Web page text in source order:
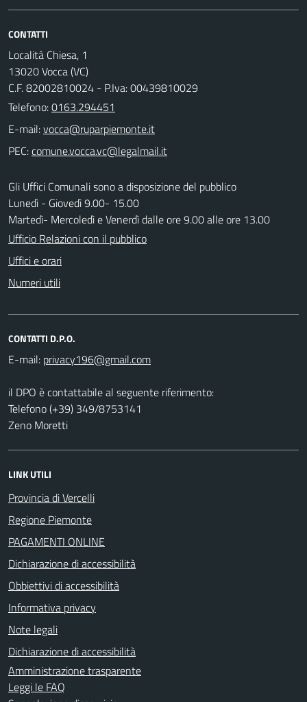
CONTATTI
Località Chiesa, 1
13020 Vocca (VC)
C.F. 82002810024 - P.Iva: 00439810029
Telefono:0163.294451
E-mail:
PEC:
Gli Uffici Comunali sono a disposizione del pubblico
Lunedì - Giovedì 9.00- 15.00
Martedì- Mercoledì e Venerdì dalle ore 9.00 alle ore 13.00
Ufficio Relazioni con il pubblico
Uffici e orari
Numeri utili
CONTATTI D.P.O.
E-mail:
il DPO è contattabile al seguente riferimento:
Telefono (+39) 349/8753141
Zeno Moretti
LINK UTILI
Provincia di Vercelli
Regione Piemonte
PAGAMENTI ONLINE
Dichiarazione di accessibilità
Obbiettivi di accessibilità
Informativa privacy
Note legali
Dichiarazione di accessibilità
Amministrazione trasparente
Leggi le FAQ